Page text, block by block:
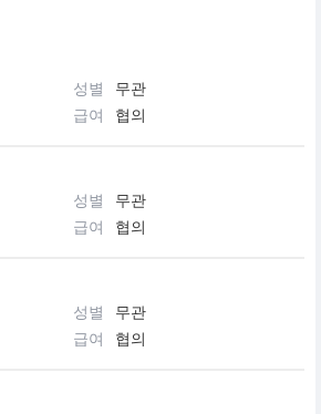
성별
무관
급여 협의
성별
무관
급여 협의
성별
무관
급여 협의